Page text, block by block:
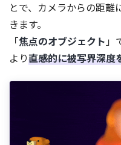
とで、カメラからの距
きます。
「焦点のオブジェクト」
より直感的に被写界深度